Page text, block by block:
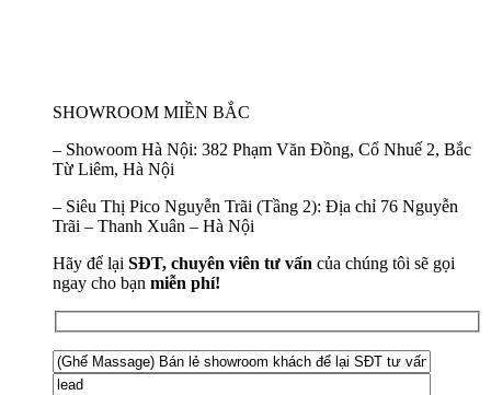
SHOWROOM MIỀN BẮC
– Showoom Hà Nội: 382 Phạm Văn Đồng, Cổ Nhuế 2, Bắc
Từ Liêm, Hà Nội
– Siêu Thị Pico Nguyễn Trãi (Tầng 2): Địa chỉ 76 Nguyễn
Trãi – Thanh Xuân – Hà Nội
Hãy để lại SĐT, chuyên viên tư vấn của chúng tôi sẽ gọi
ngay cho bạn miễn phí!